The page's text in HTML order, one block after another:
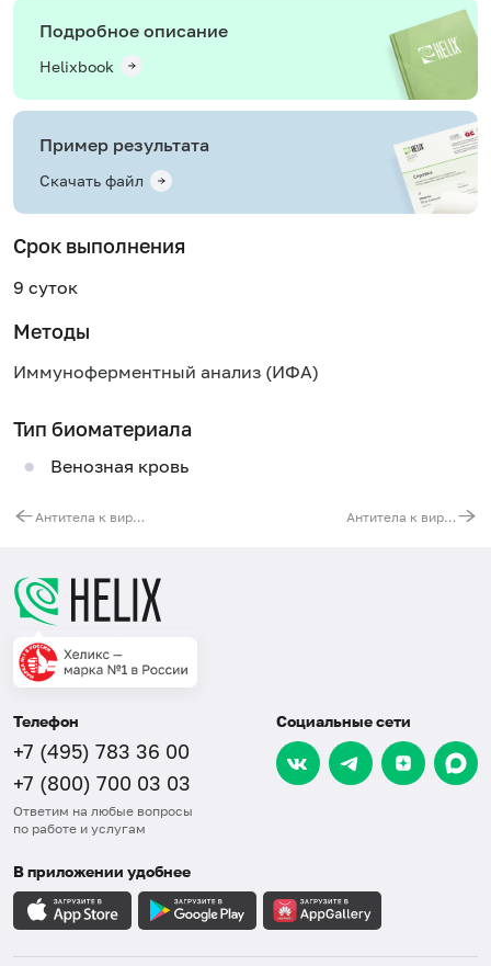
Подробное описание
Helixbook
Пример результата
Скачать файл
Срок выполнения
9 суток
Методы
Иммуноферментный анализ (ИФА)
Тип биоматериала
Венозная кровь
Антитела к вирусу простого герпеса (HSV 2, IgG) Антитела к вирусу простого герпеса (HSV 2, IgM)
Телефон
+7 (495) 783 36 00
+7 (800) 700 03 03
Ответим на любые вопросы
по работе и услугам
Социальные сети
В приложении удобнее